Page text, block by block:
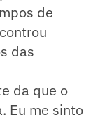
de
das
da que o
Eu me sinto